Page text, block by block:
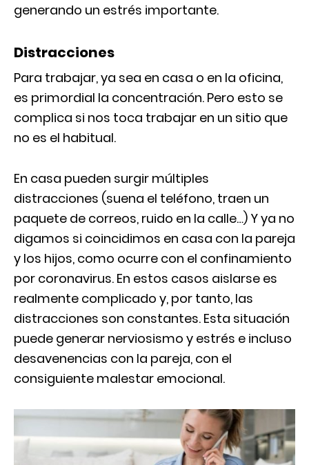
generando un estrés importante.
Distracciones
Para trabajar, ya sea en casa o en la oficina,
es primordial la concentración. Pero esto se
complica si nos toca trabajar en un sitio que
no es el habitual.
En casa pueden surgir múltiples
distracciones (suena el teléfono, traen un
paquete de correos, ruido en la calle…) Y ya no
digamos si coincidimos en casa con la pareja
y los hijos, como ocurre con el confinamiento
por coronavirus. En estos casos aislarse es
realmente complicado y, por tanto, las
distracciones son constantes. Esta situación
puede generar nerviosismo y estrés e incluso
desavenencias con la pareja, con el
consiguiente malestar emocional.